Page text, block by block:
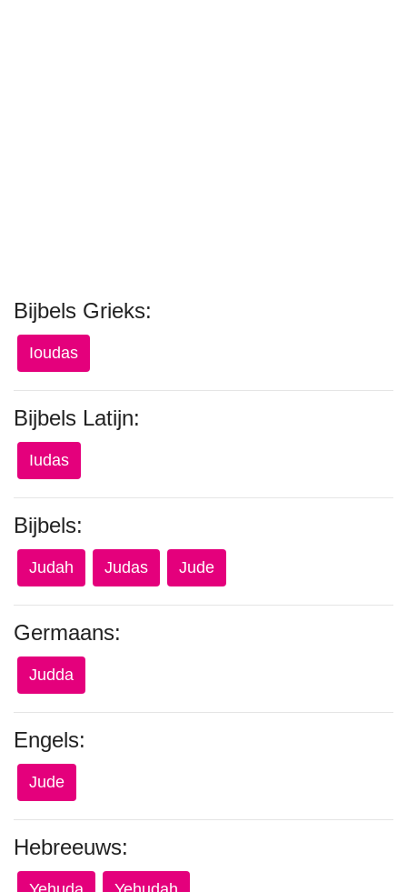
Bijbels Grieks:
Ioudas
Bijbels Latijn:
Iudas
Bijbels:
Judah Judas Jude
Germaans:
Judda
Engels:
Jude
Hebreeuws: